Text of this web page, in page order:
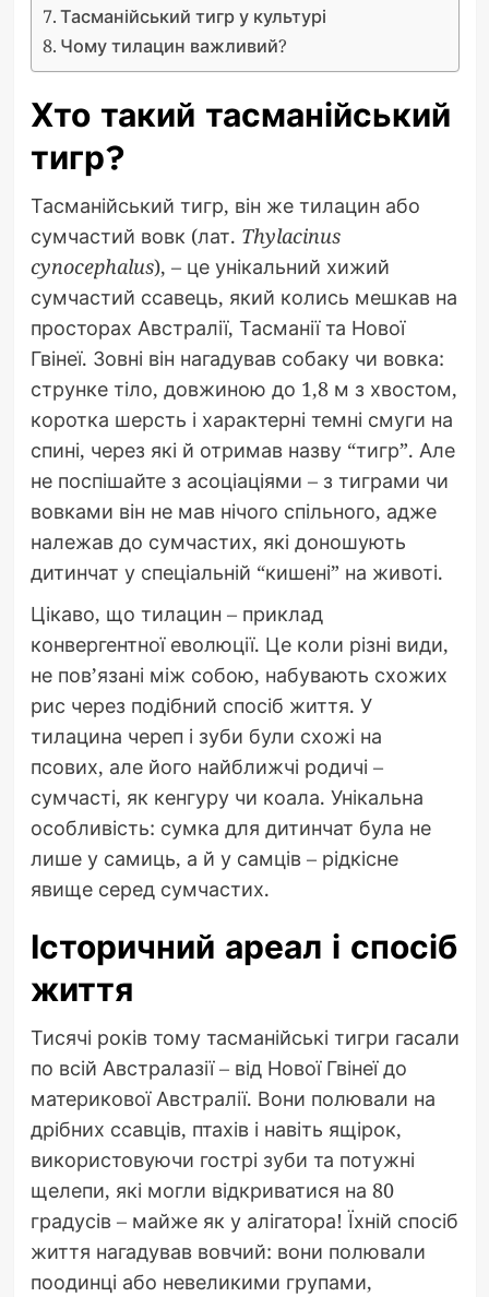
Тасманійський тигр у культурі
Чому тилацин важливий?
Хто такий тасманійський
тигр?
Тасманійський тигр, він же тилацин або
сумчастий вовк (лат. Thylacinus
cynocephalus), – це унікальний хижий
сумчастий ссавець, який колись мешкав на
просторах Австралії, Тасманії та Нової
Гвінеї. Зовні він нагадував собаку чи вовка:
струнке тіло, довжиною до 1,8 м з хвостом,
коротка шерсть і характерні темні смуги на
спині, через які й отримав назву “тигр”. Але
не поспішайте з асоціаціями – з тиграми чи
вовками він не мав нічого спільного, адже
належав до сумчастих, які доношують
дитинчат у спеціальній “кишені” на животі.
Цікаво, що тилацин – приклад
конвергентної еволюції. Це коли різні види,
не пов’язані між собою, набувають схожих
рис через подібний спосіб життя. У
тилацина череп і зуби були схожі на
псових, але його найближчі родичі –
сумчасті, як кенгуру чи коала. Унікальна
особливість: сумка для дитинчат була не
лише у самиць, а й у самців – рідкісне
явище серед сумчастих.
Історичний ареал і спосіб
життя
Тисячі років тому тасманійські тигри гасали
по всій Австралазії – від Нової Гвінеї до
материкової Австралії. Вони полювали на
дрібних ссавців, птахів і навіть ящірок,
використовуючи гострі зуби та потужні
щелепи, які могли відкриватися на 80
градусів – майже як у алігатора! Їхній спосіб
життя нагадував вовчий: вони полювали
поодинці або невеликими групами,